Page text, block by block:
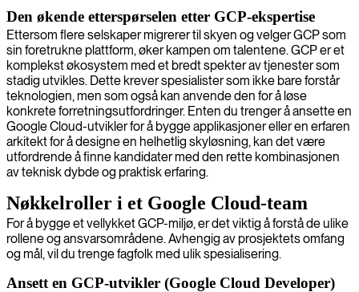
Den økende etterspørselen etter GCP-ekspertise
Ettersom flere selskaper migrerer til skyen og velger GCP som
sin foretrukne plattform, øker kampen om talentene. GCP er et
komplekst økosystem med et bredt spekter av tjenester som
stadig utvikles. Dette krever spesialister som ikke bare forstår
teknologien, men som også kan anvende den for å løse
konkrete forretningsutfordringer. Enten du trenger å ansette en
Google Cloud-utvikler for å bygge applikasjoner eller en erfaren
arkitekt for å designe en helhetlig skyløsning, kan det være
utfordrende å finne kandidater med den rette kombinasjonen
av teknisk dybde og praktisk erfaring.
Nøkkelroller i et Google Cloud-team
For å bygge et vellykket GCP-miljø, er det viktig å forstå de ulike
rollene og ansvarsområdene. Avhengig av prosjektets omfang
og mål, vil du trenge fagfolk med ulik spesialisering.
Ansett en GCP-utvikler (Google Cloud Developer)